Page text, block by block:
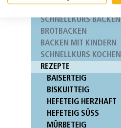
SCHNELLKURS BACKEN
BROTBACKEN
BACKEN MIT KINDERN
SCHNELLKURS KOCHEN
REZEPTE
BAISERTEIG
BISKUITTEIG
HEFETEIG HERZHAFT
HEFETEIG SÜSS
MÜRBETEIG